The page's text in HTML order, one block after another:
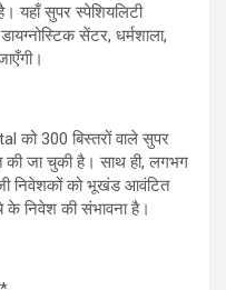
यहाँ सुपर स्पेशियलिटी
सेंटर, धर्मशाला,
को 300 बिस्तरों वाले सुपर
की जा चुकी है। साथ ही, लगभग
निवेशकों को भूखंड आवंटित
निवेश की संभावना है।